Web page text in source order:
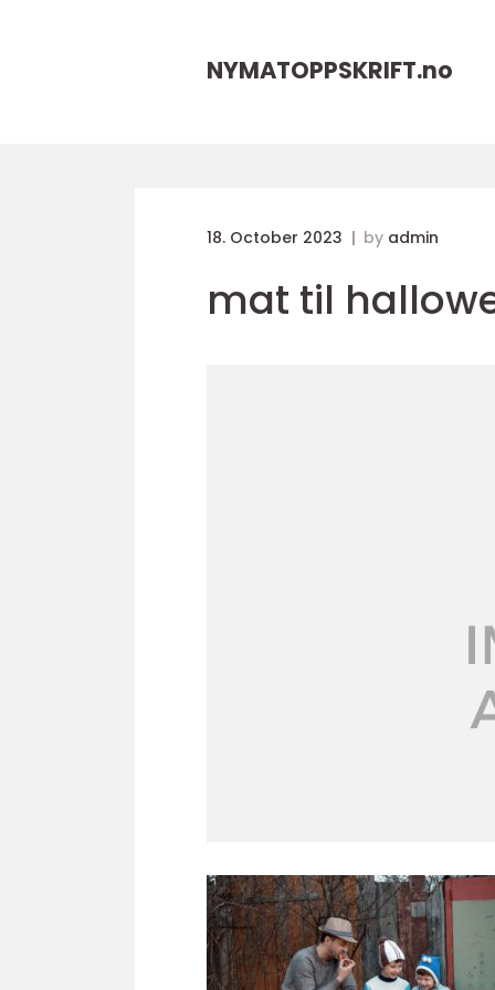
NYMATOPPSKRIFT.no
18. October 2023 by admin
mat til